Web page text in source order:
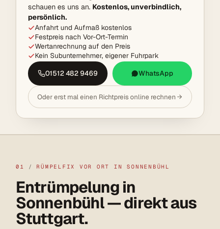
schauen es uns an. Kostenlos, unverbindlich,
persönlich.
Anfahrt und Aufmaß kostenlos
Festpreis nach Vor-Ort-Termin
Wertanrechnung auf den Preis
Kein Subunternehmer, eigener Fuhrpark
01512 482 9469
WhatsApp
Oder erst mal einen Richtpreis online rechnen
01 / RÜMPELFIX VOR ORT IN SONNENBÜHL
Entrümpelung in
Sonnenbühl — direkt aus
Stuttgart.